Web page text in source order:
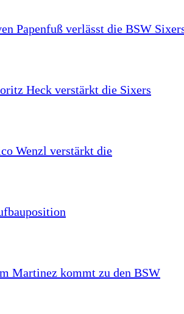
Papenfuß verlässt die BSW
Heck verstärkt die Sixers
Wenzl verstärkt die
Martinez kommt zu den BSW